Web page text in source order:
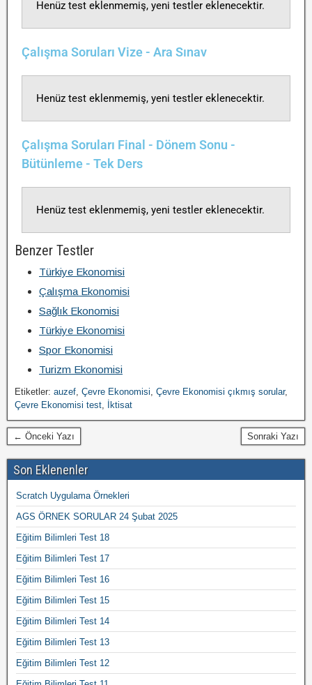
Henüz test eklenmemiş, yeni testler eklenecektir.
Çalışma Soruları Vize - Ara Sınav
Henüz test eklenmemiş, yeni testler eklenecektir.
Çalışma Soruları Final - Dönem Sonu -
Bütünleme - Tek Ders
Henüz test eklenmemiş, yeni testler eklenecektir.
Benzer Testler
Türkiye Ekonomisi
Çalışma Ekonomisi
Sağlık Ekonomisi
Türkiye Ekonomisi
Spor Ekonomisi
Turizm Ekonomisi
Etiketler: auzef, Çevre Ekonomisi, Çevre Ekonomisi çıkmış sorular,
Çevre Ekonomisi test, İktisat
← Önceki Yazı Sonraki Yazı
Son Eklenenler
Scratch Uygulama Örnekleri
AGS ÖRNEK SORULAR 24 Şubat 2025
Eğitim Bilimleri Test 18
Eğitim Bilimleri Test 17
Eğitim Bilimleri Test 16
Eğitim Bilimleri Test 15
Eğitim Bilimleri Test 14
Eğitim Bilimleri Test 13
Eğitim Bilimleri Test 12